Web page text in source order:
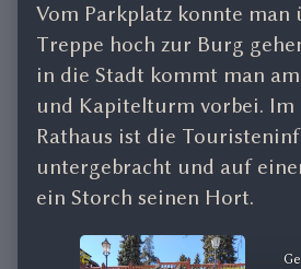
Vom Parkplatz konnte man
Treppe hoch zur Burg
in die Stadt kommt man
und Kapitelturm vorbei. Im
Rathaus ist die
untergebracht und auf
ein Storch seinen Hort.